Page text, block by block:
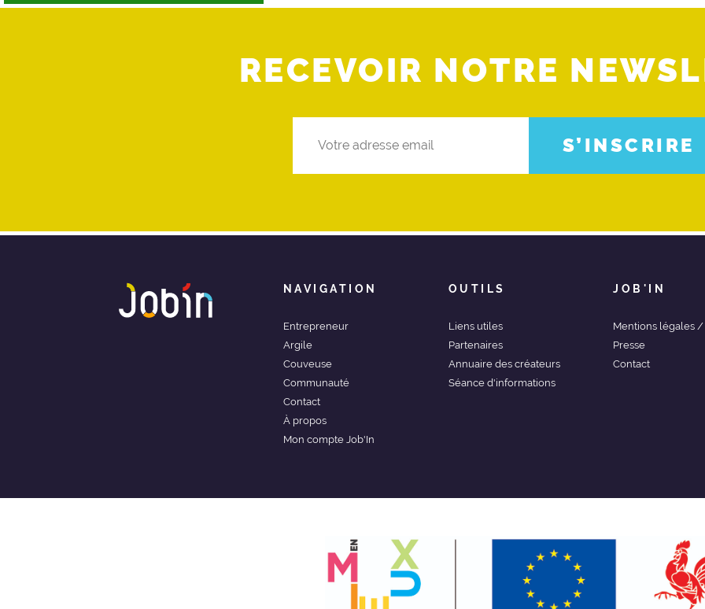
RECEVOIR NOTRE
S’INSCRIRE
NAVIGATION
Entrepreneur
Argile
Couveuse
Communauté
Contact
À propos
Mon compte Job'In
OUTILS
Liens utiles
Partenaires
Annuaire des créateurs
Séance d'informations
JOB'IN
Mentions légales /
Presse
Contact